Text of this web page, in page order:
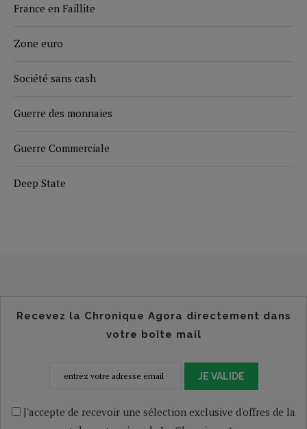
France en Faillite
Zone euro
Société sans cash
Guerre des monnaies
Guerre Commerciale
Deep State
Recevez la Chronique Agora directement dans
votre boîte mail
JE VALIDE
J'accepte de recevoir une sélection exclusive d'offres de la